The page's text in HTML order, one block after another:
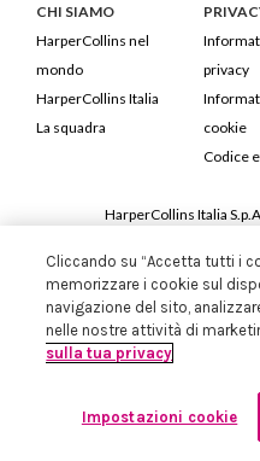
CHI SIAMO
HarperCollins nel
mondo
HarperCollins Italia
La squadra
privacy
cookie
Codice
HarperCollins Italia
Iscritta in Milano al Registro
Cliccando su “Accetta tutti i
memorizzare i cookie sul
navigazione del sito,
nelle nostre attività di
sulla tua privacy
Impostazioni cookie